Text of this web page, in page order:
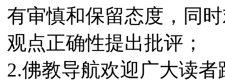
有审慎和保留态度，同
观点正确性提出批评；
2.佛教导航欢迎广大读